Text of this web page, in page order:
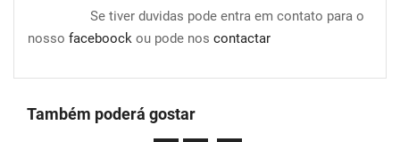
Se tiver duvidas pode entra em contato para o
nosso faceboock ou pode nos contactar
Também poderá gostar